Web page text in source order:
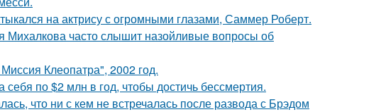
на актрису с огромными глазами, Саммер Роберт.
часто слышит назойливые вопросы об
Клеопатра", 2002 год.
по $2 млн в год, чтобы достичь бессмертия.
что ни с кем не встречалась после развода с Брэдом